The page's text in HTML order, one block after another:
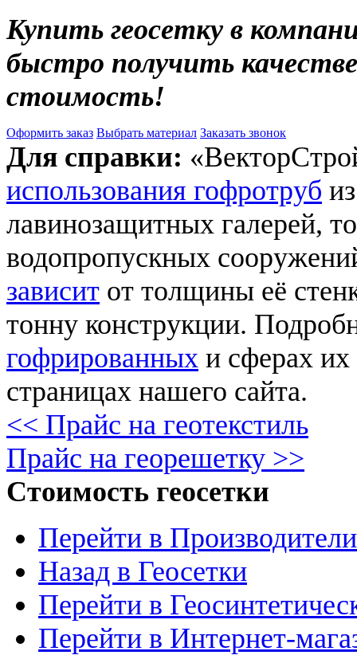
Купить геосетку в
быстро получить
стоимость!
Оформить заказ Выбрать материал Заказать звонок
Для справки:
использования гофротруб
лавинозащитных галерей,
водопропускных
зависит от толщины её
тонну конструкции.
гофрированных и сферах
страницах нашего сайта.
<< Прайс на геотекстиль
Прайс на георешетку >>
Стоимость геосетки
Перейти в
Назад в Геосетки
Перейти в
Перейти в Интернет-